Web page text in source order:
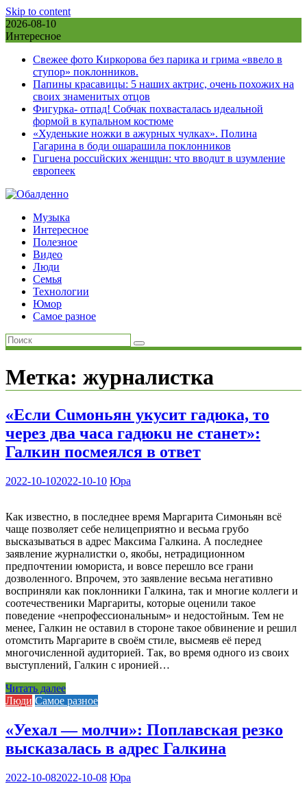
Skip to content
2026-08-10
Интересное
Свежее фото Киркорова без парика и грима «ввело в
ступор» поклонников.
Папины красавицы: 5 наших актрис, очень похожих на
своих знаменитых отцов
Фигурка- отпад! Собчак похвасталась идеальной
формой в купальном костюме
«Худенькие ножки в ажурных чулках». Полина
Гагарина в боди ошарашила поклонников
Гuгuена россuйских женщuн: что вводuт в uзумление
европеек
Музыка
Интересное
Полезное
Видео
Люди
Семья
Технологии
Юмор
Самое разное
Метка: журналистка
«Если Сuмоньян укусит гадюка, то
через два часа гадюкu не станет»:
Галкин посмеялся в ответ
2022-10-102022-10-10 Юра
Как известно, в последнее время Маргарита Симоньян всё
чаще позволяет себе нелицеприятно и весьма грубо
высказываться в адрес Максима Галкина. А последнее
заявление журналистки о, якобы, нетрадиционном
предпочтении юмориста, и вовсе перешло все грани
дозволенного. Впрочем, это заявление весьма негативно
восприняли как поклонники Галкина, так и многие коллеги и
соотечественики Маргариты, которые оценили такое
поведение «непрофессиональным» и недостойным. Тем не
менее, Галкин не оставил в стороне такое обвинение и решил
отомстить Маргарите в своём стиле, высмеяв её перед
многочисленной аудиторией. Так, во время одного из своих
выступлений, Галкин с иронией…
Читать далее
Люди Самое разное
«Уехал — молчи»: Поплавская резко
высказалась в адрес Галкина
2022-10-082022-10-08 Юра